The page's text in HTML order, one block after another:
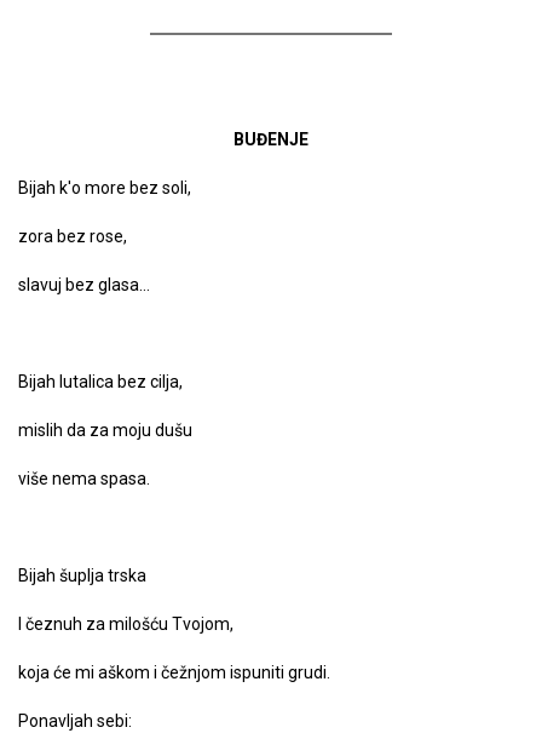
BUĐENJE
Bijah k'o more bez soli,
zora bez rose,
slavuj bez glasa…
Bijah lutalica bez cilja,
mislih da za moju dušu
više nema spasa.
Bijah šuplja trska
I čeznuh za milošću Tvojom,
koja će mi aškom i čežnjom ispuniti grudi.
Ponavljah sebi: